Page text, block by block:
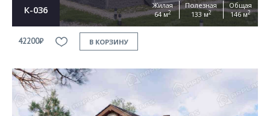
К-036
Жилая
64 м2
Полезная
133 м2
Общая
146 м2
42200₽ В КОРЗИНУ